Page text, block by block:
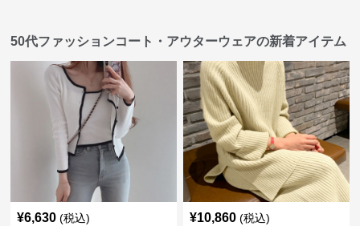
50代ファッションコート・アウターウェアの新着アイテム
¥6,630 (税込) ¥10,860 (税込)